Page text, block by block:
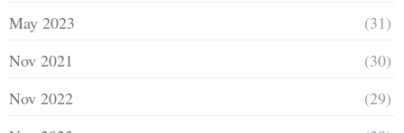
May 2023
(31)
Nov 2021
(30)
Nov 2022
(29)